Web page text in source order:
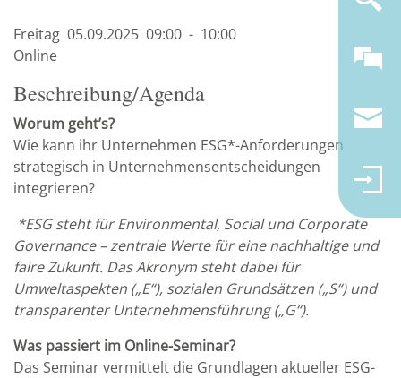
Freitag 05.09.2025 09:00 - 10:00
Online
Beschreibung/Agenda
Worum geht’s?
Wie kann ihr Unternehmen ESG*-Anforderungen
strategisch in Unternehmensentscheidungen
integrieren?
*ESG steht für Environmental, Social und Corporate
Governance – zentrale Werte für eine nachhaltige und
faire Zukunft. Das Akronym steht dabei für
Umweltaspekten („E“), sozialen Grundsätzen („S“) und
transparenter Unternehmensführung („G“).
Was passiert im Online-Seminar?
Das Seminar vermittelt die Grundlagen aktueller ESG-